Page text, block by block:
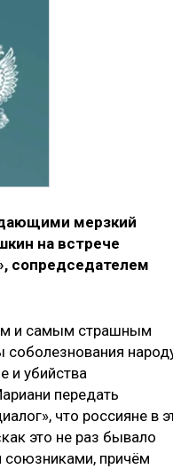
мерзкий
на встрече
сопредседателем
и самым страшным
и убийства
передать
что россияне в
это не раз бывало
союзниками, причём